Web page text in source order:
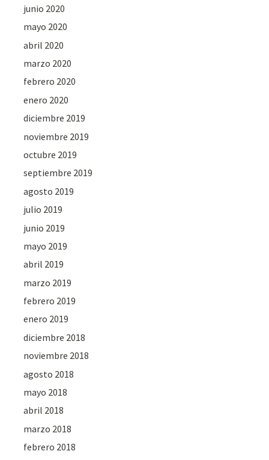
junio 2020
mayo 2020
abril 2020
marzo 2020
febrero 2020
enero 2020
diciembre 2019
noviembre 2019
octubre 2019
septiembre 2019
agosto 2019
julio 2019
junio 2019
mayo 2019
abril 2019
marzo 2019
febrero 2019
enero 2019
diciembre 2018
noviembre 2018
agosto 2018
mayo 2018
abril 2018
marzo 2018
febrero 2018